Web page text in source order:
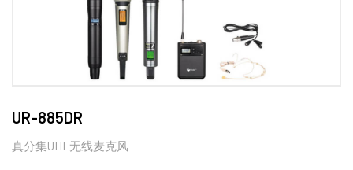
UR-885DR
真分集UHF无线麦克风